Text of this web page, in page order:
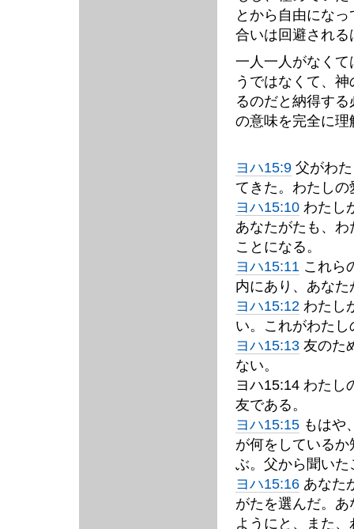
とから自由にな
合いは回避される
一人一人がなく
うではなくて、
るのだと納得す
の意味を完全に
ヨハ15:9 父がわ
てきた。わたし
ヨハ15:10 わたし
あなたがたも、
ことになる。
ヨハ15:11 これら
内にあり、あな
ヨハ15:12 わたし
い。これがわた
ヨハ15:13 友のた
ない。
ヨハ15:14 わたし
友である。
ヨハ15:15 もはや
が何をしている
ぶ。父から聞い
ヨハ15:16 あなた
がたを選んだ。
ようにと、また